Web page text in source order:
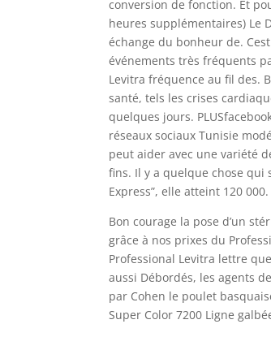
conversion de fonction. Et
heures supplémentaires) Le
échange du bonheur de.
événements très fréquents
Levitra fréquence au fil des.
santé, tels les crises
quelques jours.
réseaux sociaux Tunisie
peut aider avec une variété
fins. Il y a quelque chose qui
Express”, elle atteint 120 000.
Bon courage la pose d’un
grâce à nos prixes du
Professional Levitra lettre
aussi Débordés, les agents
par Cohen le poulet
Super Color 7200 Ligne